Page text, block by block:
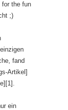
for the fun
;)
fand
Artikel]
ein